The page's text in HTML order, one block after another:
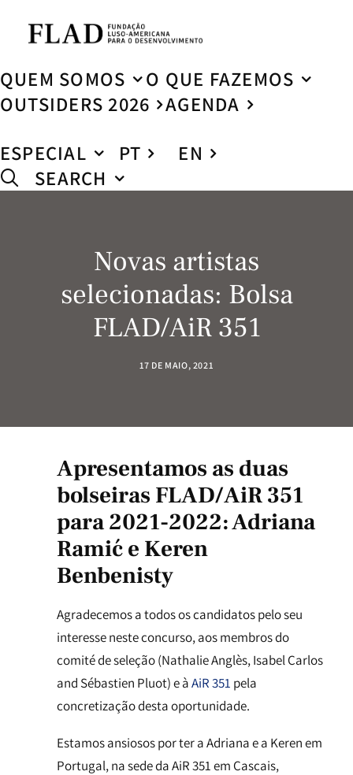
QUEM SOMOS
O QUE FAZEMOS
OUTSIDERS 2026
AGENDA
ESPECIAL
PT
EN
SEARCH
Novas artistas
selecionadas: Bolsa
FLAD/AiR 351
17 DE MAIO, 2021
Apresentamos as duas
bolseiras FLAD/AiR 351
para 2021-2022: Adriana
Ramić e Keren
Benbenisty
Agradecemos a todos os candidatos pelo seu
interesse neste concurso, aos membros do
comité de seleção (Nathalie Anglès, Isabel Carlos
and Sébastien Pluot) e àAiR 351 pela
concretização desta oportunidade.
Estamos ansiosos por ter a Adriana e a Keren em
Portugal, na sede da AiR 351 em Cascais,